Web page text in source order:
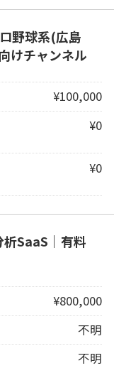
野球系(広島
けチャンネル
¥100,000
¥0
¥0
析SaaS｜有料
¥800,000
不明
不明